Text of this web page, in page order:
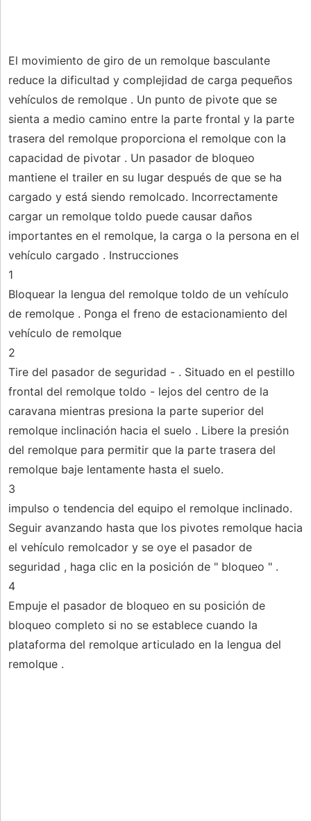
El movimiento de giro de un remolque basculante
reduce la dificultad y complejidad de carga pequeños
vehículos de remolque . Un punto de pivote que se
sienta a medio camino entre la parte frontal y la parte
trasera del remolque proporciona el remolque con la
capacidad de pivotar . Un pasador de bloqueo
mantiene el trailer en su lugar después de que se ha
cargado y está siendo remolcado. Incorrectamente
cargar un remolque toldo puede causar daños
importantes en el remolque, la carga o la persona en el
vehículo cargado . Instrucciones
1
Bloquear la lengua del remolque toldo de un vehículo
de remolque . Ponga el freno de estacionamiento del
vehículo de remolque
2
Tire del pasador de seguridad - . Situado en el pestillo
frontal del remolque toldo - lejos del centro de la
caravana mientras presiona la parte superior del
remolque inclinación hacia el suelo . Libere la presión
del remolque para permitir que la parte trasera del
remolque baje lentamente hasta el suelo.
3
impulso o tendencia del equipo el remolque inclinado.
Seguir avanzando hasta que los pivotes remolque hacia
el vehículo remolcador y se oye el pasador de
seguridad , haga clic en la posición de " bloqueo " .
4
Empuje el pasador de bloqueo en su posición de
bloqueo completo si no se establece cuando la
plataforma del remolque articulado en la lengua del
remolque .